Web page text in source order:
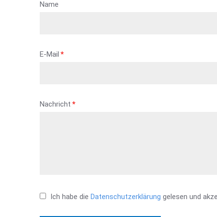
Name
E-Mail *
Nachricht *
Ich habe die Datenschutzerklärung gelesen und